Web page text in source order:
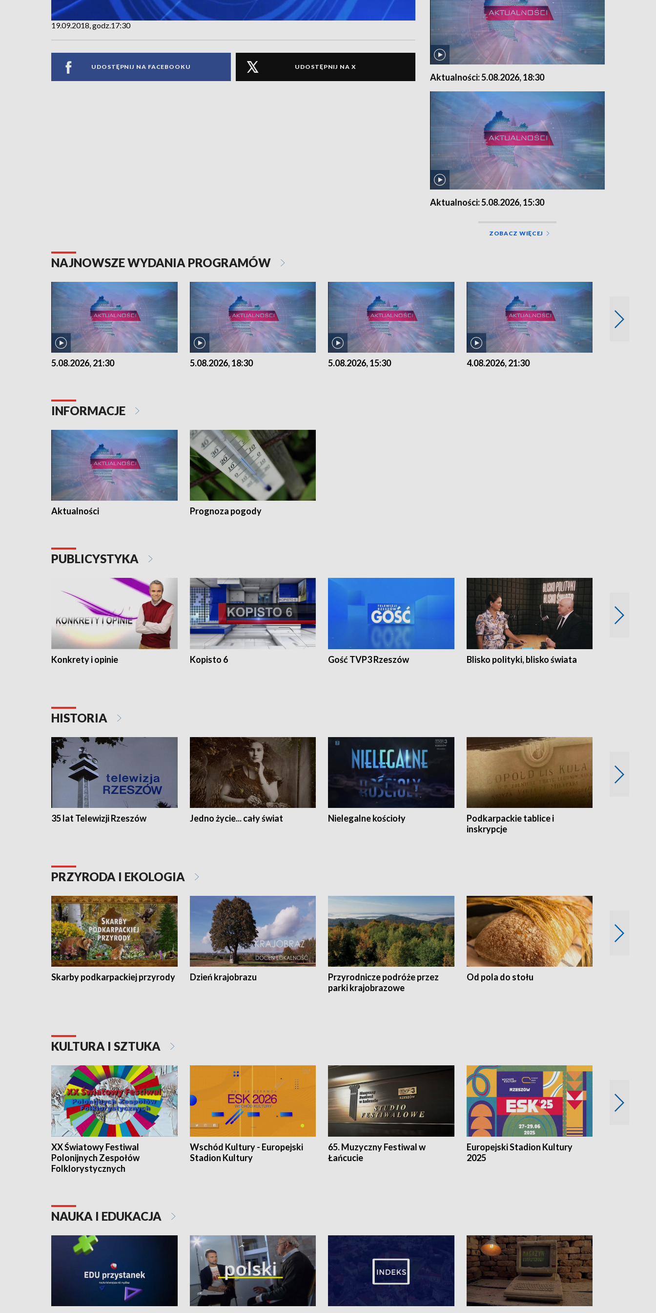
19.09.2018, godz.17:30
UDOSTĘPNIJ NA FACEBOOKU UDOSTĘPNIJ NA X
Aktualności: 5.08.2026, 18:30
Aktualności: 5.08.2026, 15:30
ZOBACZ WIĘCEJ
NAJNOWSZE WYDANIA PROGRAMÓW
5.08.2026, 21:30 5.08.2026, 18:30 5.08.2026, 15:30 4.08.2026, 21:30
INFORMACJE
Aktualności Prognoza pogody
PUBLICYSTYKA
Konkrety i opinie Kopisto 6 Gość TVP3 Rzeszów Blisko polityki, blisko świata
HISTORIA
35 lat Telewizji Rzeszów Jedno życie... cały świat Nielegalne kościoły
Podkarpackie tablice i
inskrypcje
PRZYRODA I EKOLOGIA
Skarby podkarpackiej przyrody Dzień krajobrazu
Przyrodnicze podróże przez
parki krajobrazowe
Od pola do stołu
KULTURA I SZTUKA
XX Światowy Festiwal
Polonijnych Zespołów
Folklorystycznych
Wschód Kultury - Europejski
Stadion Kultury
65. Muzyczny Festiwal w
Łańcucie
Europejski Stadion Kultury
2025
NAUKA I EDUKACJA